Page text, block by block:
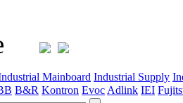
Mainboard Industrial Supply
B&R Kontron Evoc Adlink IEI